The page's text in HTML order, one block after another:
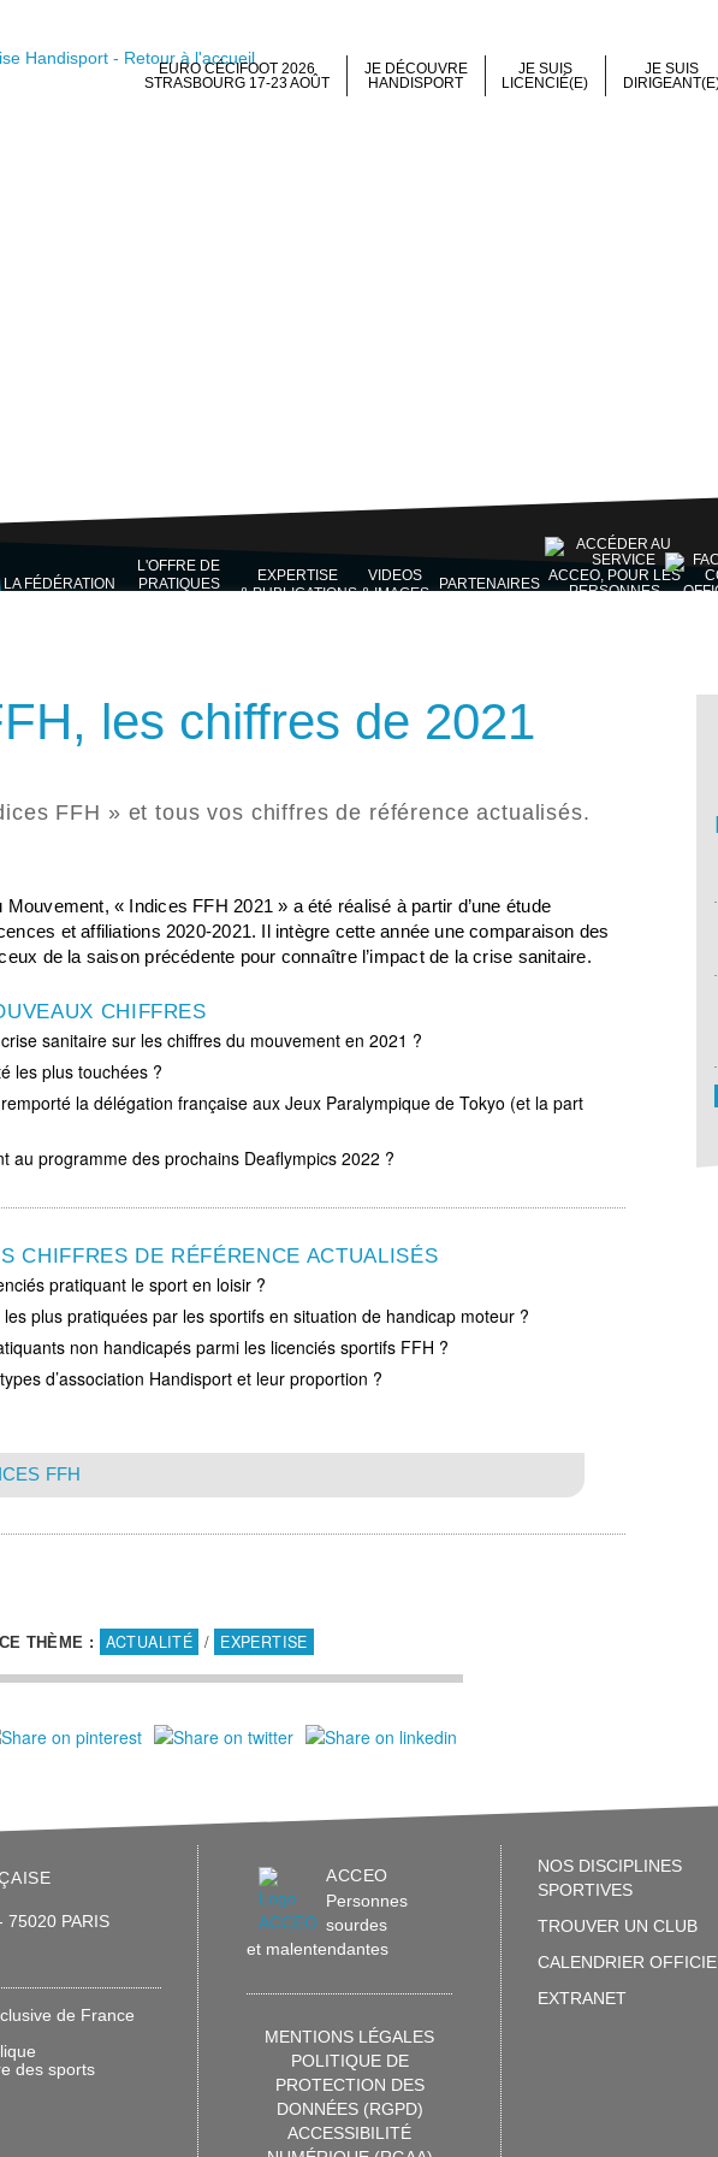
EURO CÉCIFOOT 2026
STRASBOURG 17-23 AOÛT
JE DÉCOUVRE
HANDISPORT
JE SUIS
LICENCIÉ(E)
JE SUIS
LA FÉDÉRATION
L'OFFRE DE
PRATIQUES
EXPERTISE
& PUBLICATIONS
VIDEOS
& IMAGES
PARTENAIRES
les chiffres de 2021
FFH » et tous vos chiffres de référence actualisés.
Mouvement, « Indices FFH 2021 » a été réalisé à partir d’une étude
et affiliations 2020-2021. Il intègre cette année une comparaison des
de la saison précédente pour connaître l’impact de la crise sanitaire.
CHIFFRES
sanitaire sur les chiffres du mouvement en 2021 ?
les plus touchées ?
la délégation française aux Jeux Paralympique de Tokyo (et la part
au programme des prochains Deaflympics 2022 ?
CHIFFRES DE RÉFÉRENCE ACTUALISÉS
pratiquant le sport en loisir ?
plus pratiquées par les sportifs en situation de handicap moteur ?
non handicapés parmi les licenciés sportifs FFH ?
d’association Handisport et leur proportion ?
FFH
THÈME : ACTUALITÉ / EXPERTISE
75020 PARIS
de France
des sports
ACCEO
Personnes
sourdes
et malentendantes
MENTIONS LÉGALES
POLITIQUE DE
PROTECTION DES
DONNÉES (RGPD)
ACCESSIBILITÉ
NOS DISCIPLINES
SPORTIVES
TROUVER UN CLUB
CALENDRIER
EXTRANET